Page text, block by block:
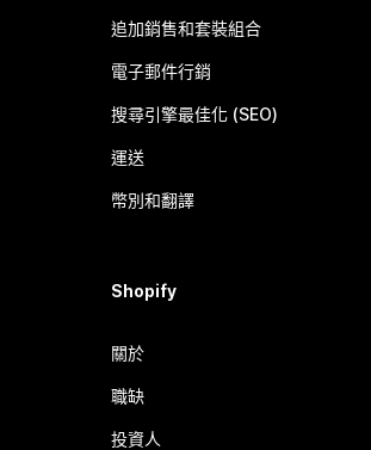
追加銷售和套裝組合
電子郵件行銷
搜尋引擎最佳化 (SEO)
運送
幣別和翻譯
Shopify
關於
職缺
投資人